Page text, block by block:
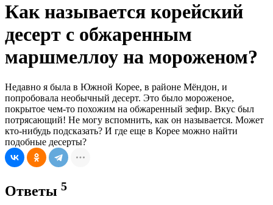
Как называется корейский
десерт с обжаренным
маршмеллоу на мороженом?
Недавно я была в Южной Корее, в районе Мёндон, и
попробовала необычный десерт. Это было мороженое,
покрытое чем-то похожим на обжаренный зефир. Вкус был
потрясающий! Не могу вспомнить, как он называется. Может
кто-нибудь подсказать? И где еще в Корее можно найти
подобные десерты?
Ответы 5